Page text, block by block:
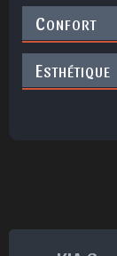
CONFORT
ESTHÉTIQUE